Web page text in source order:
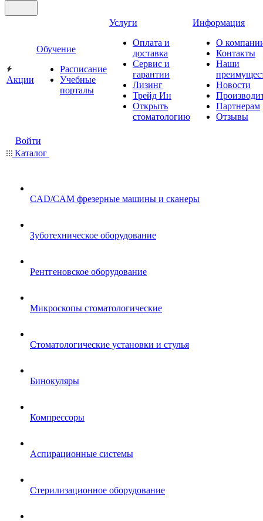
Акции
Обучение
Расписание
Учебные
порталы
Услуги
Оплата и
доставка
Сервис и
гарантии
Лизинг
Трейд Ин
Открыть
стоматологию
Информация
О
Контакты
Наши
Новости
Партнерам
Отзывы
Войти
Каталог
CAD/CAM фрезерные машины и сканеры
Зуботехническое оборудование
Рентгеновское оборудование
Микроскопы стоматологические
Стоматологические установки и стулья
Бинокуляры
Компрессоры
Аспирационные системы
Стерилизационное оборудование